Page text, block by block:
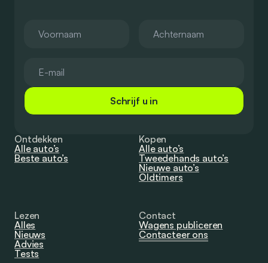
Schrijf u in
Ontdekken
Alle auto’s
Beste auto’s
Kopen
Alle auto’s
Tweedehands auto’s
Nieuwe auto’s
Oldtimers
Lezen
Alles
Nieuws
Advies
Tests
Contact
Wagens publiceren
Contacteer ons